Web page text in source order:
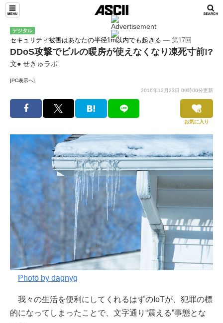
デジタル
セキュリティ被害はあなたの半径1m以内でも起きる ― 第17回
DDoS攻撃でビルの暖房が使えなくなり凍死寸前!?
文● せきゅラボ
[PC表示へ]
2016年12月23日 09時00分更新
お気に入り
Photo by dagnyg
我々の生活を便利にしてくれるはずのIoTが、犯罪の標
的になってしまったことで、文字通り“震える”事態とな